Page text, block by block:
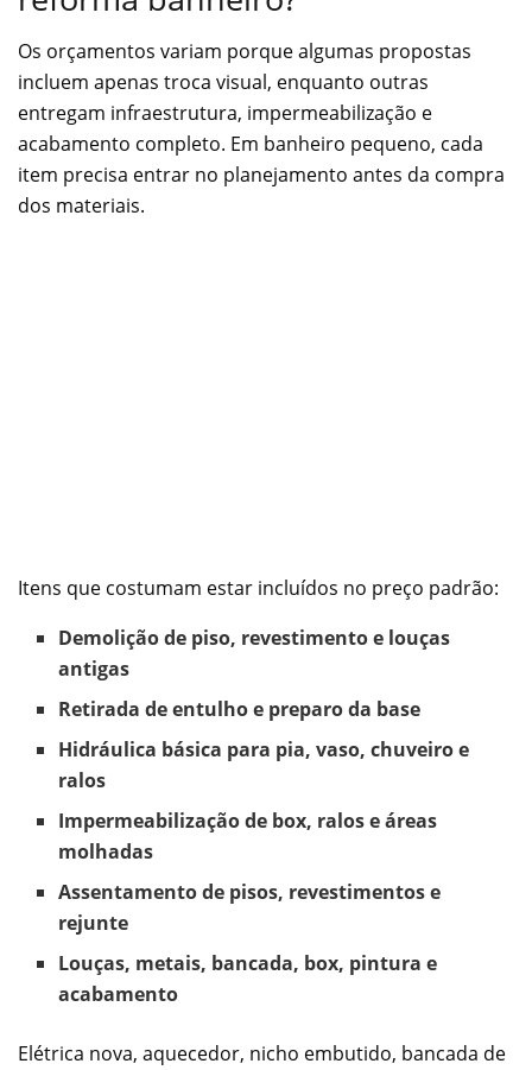
Os orçamentos variam porque algumas propostas
incluem apenas troca visual, enquanto outras
entregam infraestrutura, impermeabilização e
acabamento completo. Em banheiro pequeno, cada
item precisa entrar no planejamento antes da compra
dos materiais.
Itens que costumam estar incluídos no preço padrão:
Demolição de piso, revestimento e louças
antigas
Retirada de entulho e preparo da base
Hidráulica básica para pia, vaso, chuveiro e
ralos
Impermeabilização de box, ralos e áreas
molhadas
Assentamento de pisos, revestimentos e
rejunte
Louças, metais, bancada, box, pintura e
acabamento
Elétrica nova, aquecedor, nicho embutido, bancada de